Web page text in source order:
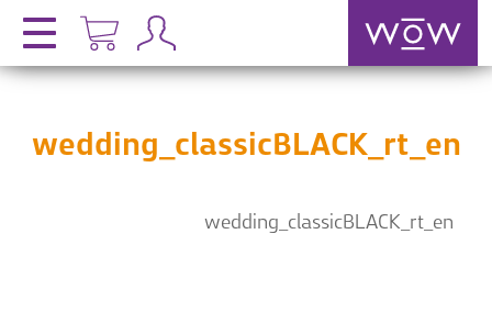
wedding_classicBLACK_rt_en
wedding_classicBLACK_rt_en